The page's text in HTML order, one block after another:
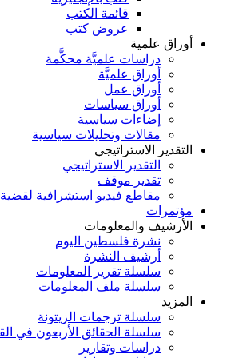
قائمة الكتب
عروض كتب
أوراق علمية
دراسات علميَّة محكَّمة
أوراق علميَّة
أوراق عمل
أوراق سياسات
إضاءات سياسية
مقالات وتحليلات سياسية
التقدير الاستراتيجي
التقدير الاستراتيجي
تقدير موقف
مقاطع فيديو استشرافية لقضية
مؤتمرات
الأرشيف والمعلومات
نشرة فلسطين اليوم
أرشيف النشرة
سلسلة تقرير المعلومات
سلسلة ملف المعلومات
المزيد
سلسلة ترجمات الزيتونة
سلسلة الحقائق الأربعون في
دراسات وتقارير